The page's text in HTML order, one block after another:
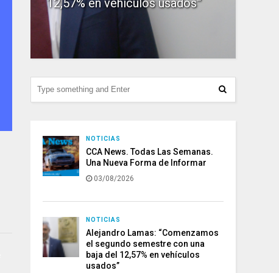
12,57% en vehículos usados”
NOTICIAS
CCA News. Todas Las Semanas.
Una Nueva Forma de Informar
03/08/2026
NOTICIAS
Alejandro Lamas: “Comenzamos
el segundo semestre con una
baja del 12,57% en vehículos
usados”